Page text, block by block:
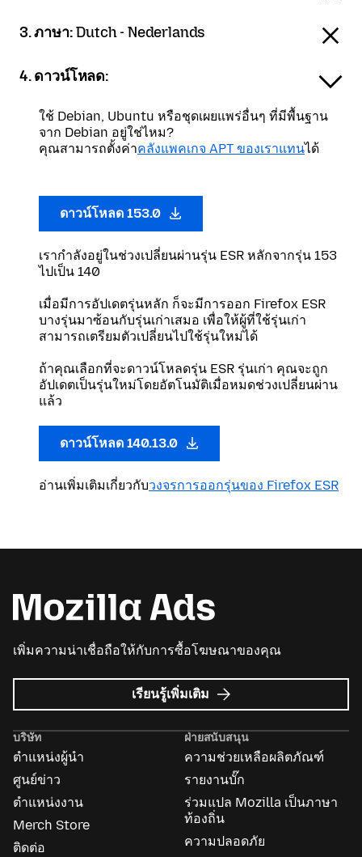
3. ภาษา:Dutch - Nederlands
4. ดาวน์โหลด:
ใช้ Debian, Ubuntu หรือชุดเผยแพร่อื่นๆ ที่มีพื้นฐาน
จาก Debian อยู่ใช่ไหม?
คุณสามารถตั้งค่าคลังแพคเกจ APT ของเราแทนได้
ดาวน์โหลด 153.0
เรากำลังอยู่ในช่วงเปลี่ยนผ่านรุ่น ESR หลักจากรุ่น 153
ไปเป็น 140
เมื่อมีการอัปเดตรุ่นหลัก ก็จะมีการออก Firefox ESR
บางรุ่นมาซ้อนกับรุ่นเก่าเสมอ เพื่อให้ผู้ที่ใช้รุ่นเก่า
สามารถเตรียมตัวเปลี่ยนไปใช้รุ่นใหม่ได้
ถ้าคุณเลือกที่จะดาวน์โหลดรุ่น ESR รุ่นเก่า คุณจะถูก
อัปเดตเป็นรุ่นใหม่โดยอัตโนมัติเมื่อหมดช่วงเปลี่ยนผ่าน
แล้ว
ดาวน์โหลด 140.13.0
อ่านเพิ่มเติมเกี่ยวกับวงจรการออกรุ่นของ Firefox ESR
เพิ่มความน่าเชื่อถือให้กับการซื้อโฆษณาของคุณ
เรียนรู้เพิ่มเติม เกี่ยว
กับ
Ads
บริษัท
ตำแหน่งผู้นำ
ศูนย์ข่าว
ตำแหน่งงาน
Merch Store
ติดต่อ
ฝ่ายสนับสนุน
ความช่วยเหลือผลิตภัณฑ์
รายงานบั๊ก
ร่วมแปล Mozilla เป็นภาษา
ท้องถิ่น
ความปลอดภัย